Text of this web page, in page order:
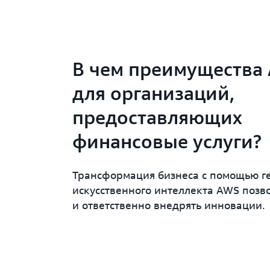
В чем преимущества
для организаций,
предоставляющих
финансовые услуги?
Трансформация бизнеса с помощью
искусственного интеллекта AWS
и ответственно внедрять инновации.